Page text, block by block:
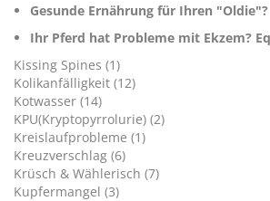
Gesunde Ernährung für Ihren "Oldie"?
Ihr Pferd hat Probleme mit Ekzem?
Kissing Spines (1)
Kolikanfälligkeit (12)
Kotwasser (14)
KPU(Kryptopyrrolurie) (2)
Kreislaufprobleme (1)
Kreuzverschlag (6)
Krüsch & Wählerisch (7)
Kupfermangel (3)